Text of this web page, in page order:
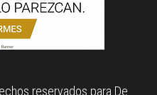
reservados para De